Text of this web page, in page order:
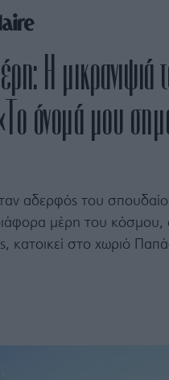
Η μικρανιψιά
όνομά μου
αδερφός του
μέρη του κόσμου,
κατοικεί στο χωριό